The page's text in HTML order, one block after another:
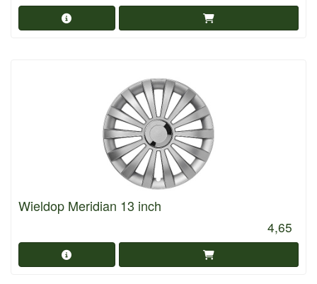
Wieldop Meridian 13 inch
4,65